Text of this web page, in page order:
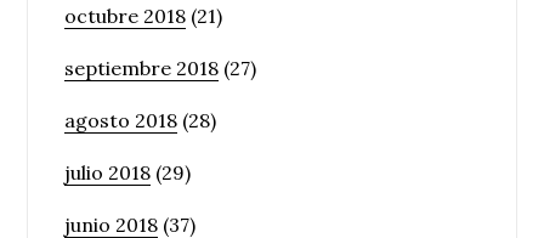
octubre 2018 (21)
septiembre 2018 (27)
agosto 2018 (28)
julio 2018 (29)
junio 2018 (37)